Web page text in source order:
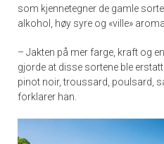
som kjennetegner de gamle
alkohol, høy syre og «ville»
– Jakten på mer farge, kraft og
gjorde at disse sortene ble
pinot noir, troussard, poulsard,
forklarer han.